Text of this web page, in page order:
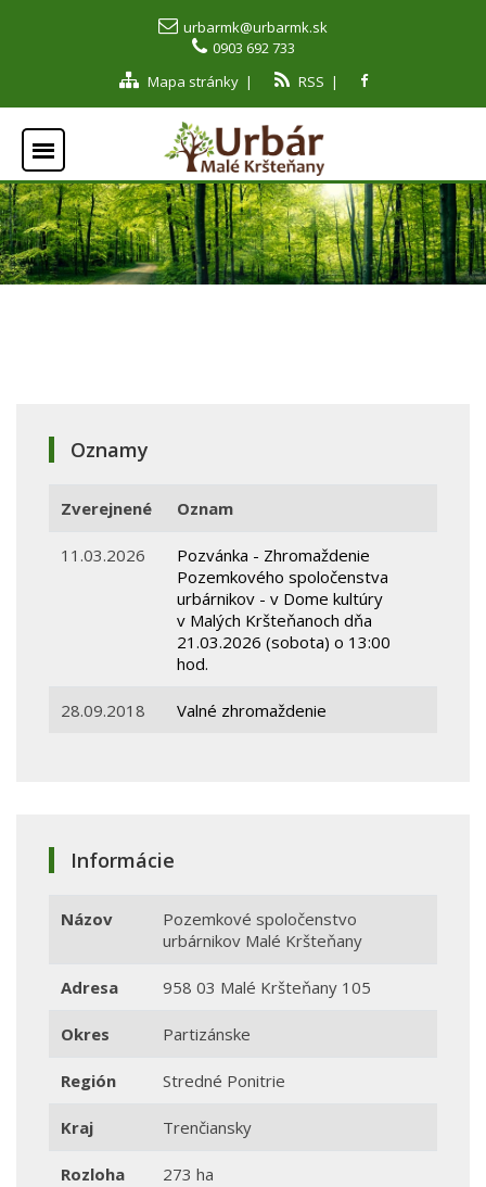
urbarmk@urbarmk.sk
0903 692 733
Mapa stránky| RSS |
Oznamy
Zverejnené Oznam
11.03.2026
Pozvánka - Zhromaždenie
Pozemkového spoločenstva
urbárnikov - v Dome kultúry
v Malých Kršteňanoch dňa
21.03.2026 (sobota) o 13:00
hod.
28.09.2018 Valné zhromaždenie
Informácie
Názov
Pozemkové spoločenstvo
urbárnikov Malé Kršteňany
Adresa 958 03 Malé Kršteňany 105
Okres Partizánske
Región Stredné Ponitrie
Kraj Trenčiansky
Rozloha 273 ha